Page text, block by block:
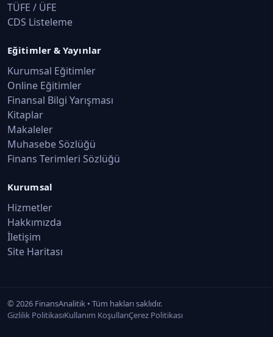
TÜFE / ÜFE
CDS Listeleme
Eğitimler & Yayınlar
Kurumsal Eğitimler
Online Eğitimler
Finansal Bilgi Yarışması
Kitaplar
Makaleler
Muhasebe Sözlüğü
Finans Terimleri Sözlüğü
Kurumsal
Hizmetler
Hakkımızda
İletişim
Site Haritası
© 2026 FinansAnalitik • Tüm hakları saklıdır.
Gizlilik PolitikasıKullanım KoşullarıÇerez Politikası